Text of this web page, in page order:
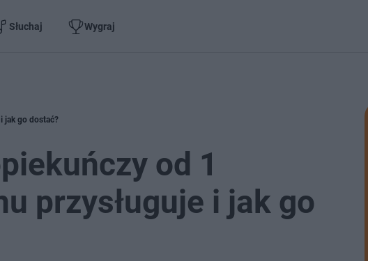
Słuchaj Wygraj
jak go dostać?
od 1
przysługuje i jak go